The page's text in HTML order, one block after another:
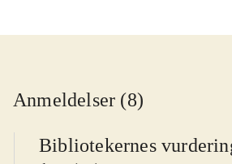
Anmeldelser (8)
Bibliotekernes